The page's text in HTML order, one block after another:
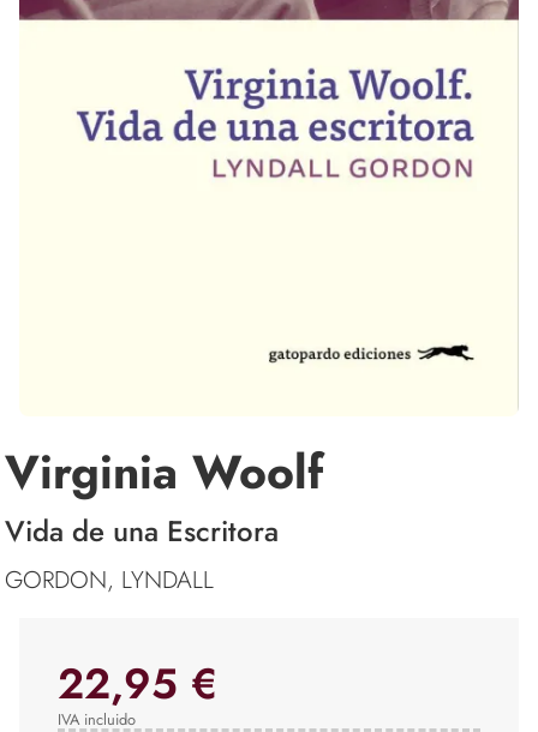
Virginia Woolf
Vida de una Escritora
GORDON, LYNDALL
22,95 €
IVA incluido